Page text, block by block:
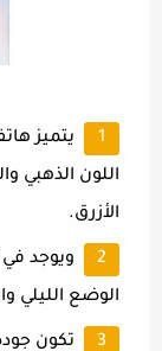
اللون الذهبي
الأزرق.
ويوجد
الوضع الليلي